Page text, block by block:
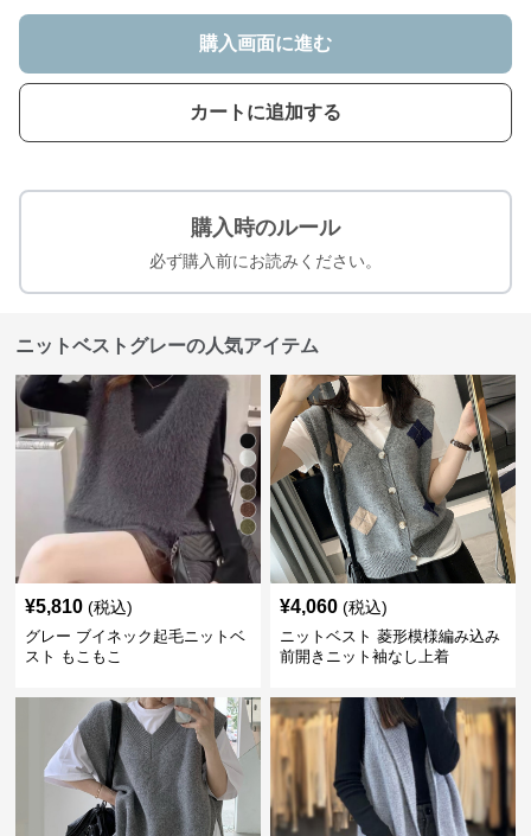
購入画面に進む
カートに追加する
購入時のルール
必ず購入前にお読みください。
ニットベストグレーの人気アイテム
¥5,810 (税込)
グレー ブイネック起毛ニットベ
スト もこもこ
¥4,060 (税込)
ニットベスト 菱形模様編み込み
前開きニット袖なし上着